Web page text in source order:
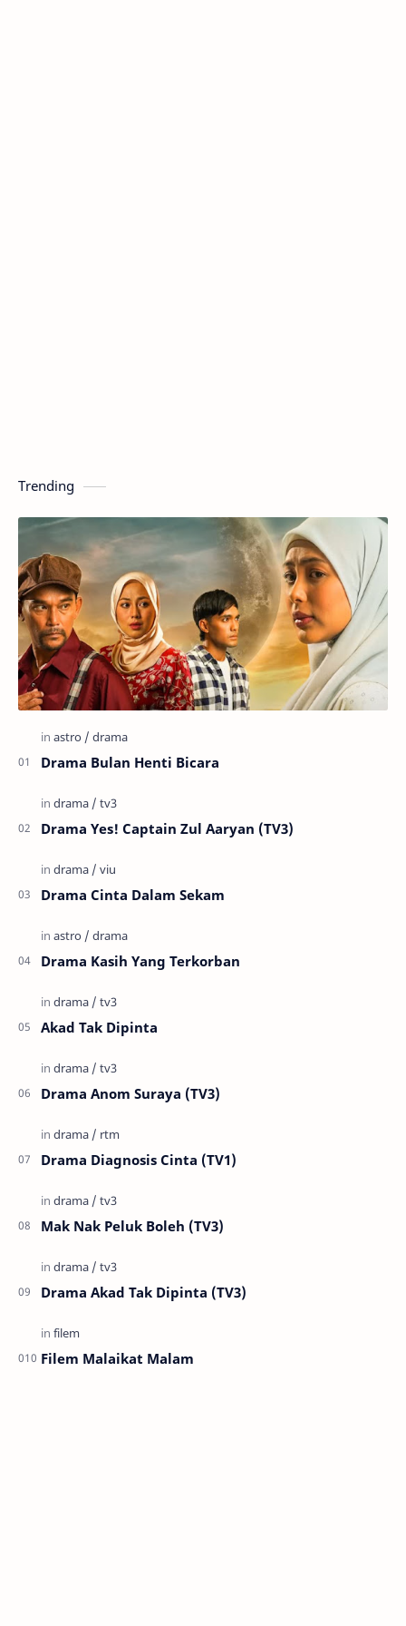
Trending
Drama Bulan Henti Bicara
Drama Yes! Captain Zul Aaryan (TV3)
Drama Cinta Dalam Sekam
Drama Kasih Yang Terkorban
Akad Tak Dipinta
Drama Anom Suraya (TV3)
Drama Diagnosis Cinta (TV1)
Mak Nak Peluk Boleh (TV3)
Drama Akad Tak Dipinta (TV3)
Filem Malaikat Malam